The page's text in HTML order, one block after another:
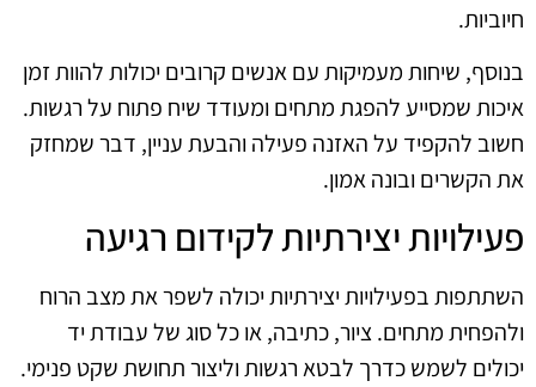
חיוביות.
בנוסף, שיחות מעמיקות עם אנשים קרובים יכולות להוות זמן
איכות שמסייע להפגת מתחים ומעודד שיח פתוח על רגשות.
חשוב להקפיד על האזנה פעילה והבעת עניין, דבר שמחזק
את הקשרים ובונה אמון.
פעילויות יצירתיות לקידום רגיעה
השתתפות בפעילויות יצירתיות יכולה לשפר את מצב הרוח
ולהפחית מתחים. ציור, כתיבה, או כל סוג של עבודת יד
יכולים לשמש כדרך לבטא רגשות וליצור תחושת שקט פנימי.